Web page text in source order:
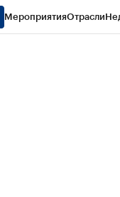
МероприятияОтрасли